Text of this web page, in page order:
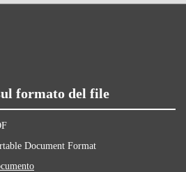
formato del file
Document Format